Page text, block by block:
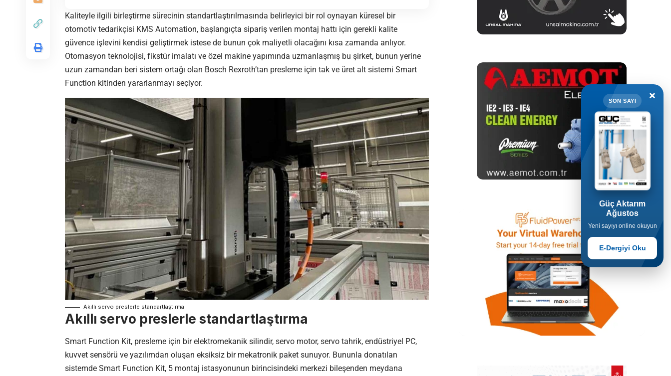
Kaliteyle ilgili birleştirme sürecinin standartlaştırılmasında belirleyici bir rol oynayan küresel bir
otomotiv tedarikçisi KMS Automation, başlangıçta sipariş verilen montaj hattı için gerekli kalite
güvence işlevini kendisi geliştirmek istese de bunun çok maliyetli olacağını kısa zamanda anlıyor.
Otomasyon teknolojisi, fikstür imalatı ve özel makine yapımında uzmanlaşmış bu şirket, bunun yerine
uzun zamandan beri sistem ortağı olan Bosch Rexroth’tan presleme için tak ve üret alt sistemi Smart
Function kitinden yararlanmayı seçiyor.
Akıllı servo preslerle standartlaştırma
Akıllı servo preslerle standartlaştırma
Smart Function Kit, presleme için bir elektromekanik silindir, servo motor, servo tahrik, endüstriyel PC,
kuvvet sensörü ve yazılımdan oluşan eksiksiz bir mekatronik paket sunuyor. Bununla donatılan
sistemde Smart Function Kit, 5 montaj istasyonunun birincisindeki merkezi bileşenden meydana
×
SON SAYI
Güç Aktarım
Ağustos
Yeni sayıyı online okuyun
E-Dergiyi Oku